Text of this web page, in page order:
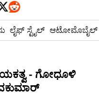
ಲೈಫ್ ಸ್ಟೈಲ್ ಆಟೋಮೊಬೈಲ್
- ಗೋಧೂಳಿ